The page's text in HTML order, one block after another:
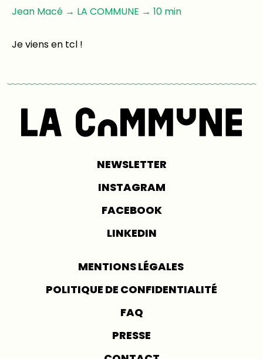
Jean Macé → LA COMMUNE → 10 min
Je viens en tcl !
NEWSLETTER
INSTAGRAM
FACEBOOK
LINKEDIN
MENTIONS LÉGALES
POLITIQUE DE CONFIDENTIALITÉ
FAQ
PRESSE